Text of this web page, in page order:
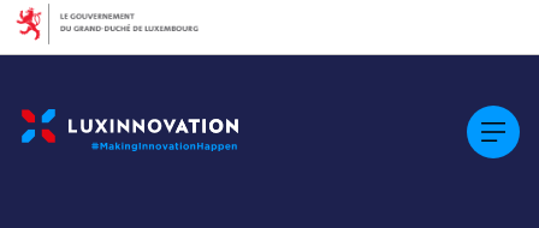
Cookies management panel